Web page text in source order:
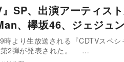
SP、出演アーティス
、欅坂46、ジェジュ
時より生放送される『CDTVスペ
第2弾が発表された。 …